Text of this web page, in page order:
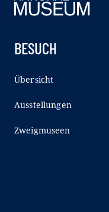
BESUCH
Übersicht
Ausstellungen
Zweigmuseen